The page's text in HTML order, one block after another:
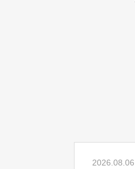
2026.08.06